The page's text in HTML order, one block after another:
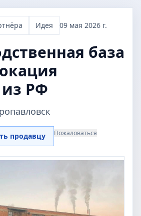
Идея 09 мая 2026 г.
база
из РФ
продавцу Пожаловаться